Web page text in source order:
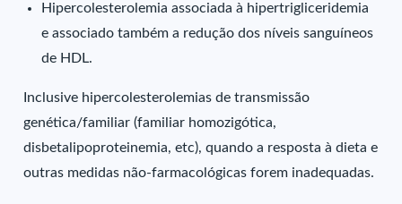
Hipercolesterolemia associada à hipertrigliceridemia
e associado também a redução dos níveis sanguíneos
de HDL.
Inclusive hipercolesterolemias de transmissão
genética/familiar (familiar homozigótica,
disbetalipoproteinemia, etc), quando a resposta à dieta e
outras medidas não-farmacológicas forem inadequadas.